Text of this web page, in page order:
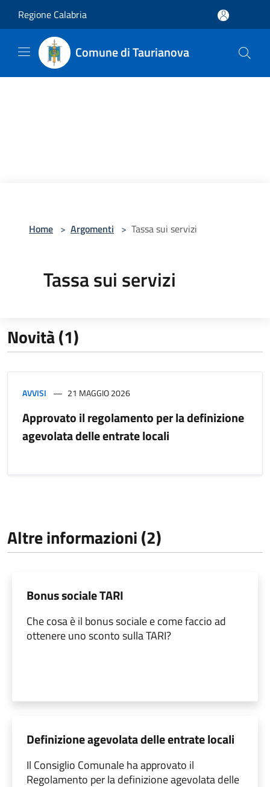
Regione Calabria
Comune di Taurianova
Home > Argomenti > Tassa sui servizi
Tassa sui servizi
Novità (1)
AVVISI 21 MAGGIO 2026
Approvato il regolamento per la definizione
agevolata delle entrate locali
Altre informazioni (2)
Bonus sociale TARI
Che cosa è il bonus sociale e come faccio ad
ottenere uno sconto sulla TARI?
Definizione agevolata delle entrate locali
Il Consiglio Comunale ha approvato il
Regolamento per la definizione agevolata delle